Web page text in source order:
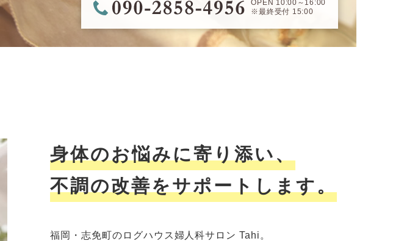
OPEN 10:00～16:00
※最終受付 15:00
身体のお悩みに寄り添い、
不調の改善をサポートします。
福岡・志免町のログハウス婦人科サロン Tahi。